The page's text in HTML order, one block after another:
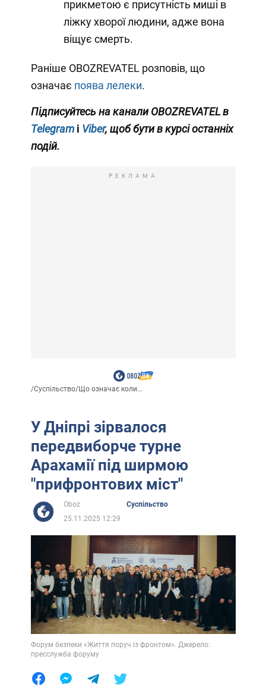
прикметою є присутність миші в
ліжку хворої людини, адже вона
віщує смерть.
Раніше OBOZREVATEL розповів, що
означає поява лелеки.
Підписуйтесь на канали OBOZREVATEL в
Telegram і Viber, щоб бути в курсі останніх
подій.
РЕКЛАМА
/Суспільство/Що означає коли...
У Дніпрі зірвалося
передвиборче турне
Арахамії під ширмою
"прифронтових міст"
Oboz
Суспільство
25.11.2025 12:29
Форум безпеки «Життя поруч із фронтом». Джерело:
пресслужба форуму